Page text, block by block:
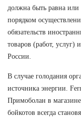
должна быть равна или
порядком
обязательств
товаров (работ, услуг)
России.
В случае голодания
источника энергии.
Примоболан в
бойкотов всегда